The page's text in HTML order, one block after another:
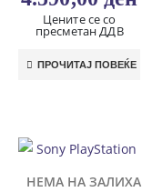
Цените се со
пресметан ДДВ
ПРОЧИТАЈ ПОВЕЌЕ
НЕМА НА ЗАЛИХА